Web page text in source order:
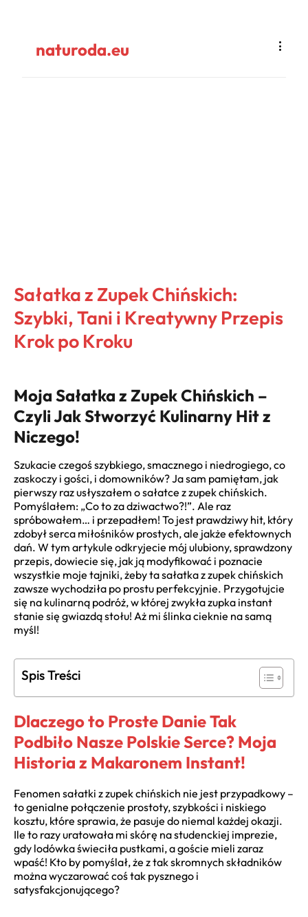
naturoda.eu
Sałatka z Zupek Chińskich:
Szybki, Tani i Kreatywny Przepis
Krok po Kroku
Moja Sałatka z Zupek Chińskich –
Czyli Jak Stworzyć Kulinarny Hit z
Niczego!
Szukacie czegoś szybkiego, smacznego i niedrogiego, co
zaskoczy i gości, i domowników? Ja sam pamiętam, jak
pierwszy raz usłyszałem o sałatce z zupek chińskich.
Pomyślałem: „Co to za dziwactwo?!”. Ale raz
spróbowałem… i przepadłem! To jest prawdziwy hit, który
zdobył serca miłośników prostych, ale jakże efektownych
dań. W tym artykule odkryjecie mój ulubiony, sprawdzony
przepis, dowiecie się, jak ją modyfikować i poznacie
wszystkie moje tajniki, żeby ta sałatka z zupek chińskich
zawsze wychodziła po prostu perfekcyjnie. Przygotujcie
się na kulinarną podróż, w której zwykła zupka instant
stanie się gwiazdą stołu! Aż mi ślinka cieknie na samą
myśl!
Spis Treści
Dlaczego to Proste Danie Tak
Podbiło Nasze Polskie Serce? Moja
Historia z Makaronem Instant!
Fenomen sałatki z zupek chińskich nie jest przypadkowy –
to genialne połączenie prostoty, szybkości i niskiego
kosztu, które sprawia, że pasuje do niemal każdej okazji.
Ile to razy uratowała mi skórę na studenckiej imprezie,
gdy lodówka świeciła pustkami, a goście mieli zaraz
wpaść! Kto by pomyślał, że z tak skromnych składników
można wyczarować coś tak pysznego i
satysfakcjonującego?